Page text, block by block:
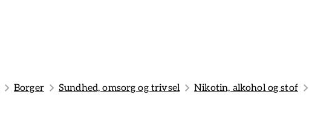
Borger Sundhed, omsorg og trivsel Nikotin, alkohol og stof